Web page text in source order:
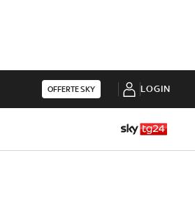
OFFERTE SKY LOGIN